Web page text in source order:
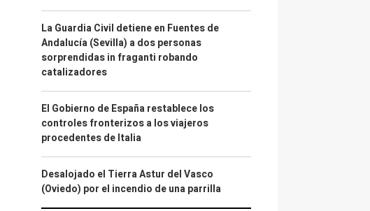
La Guardia Civil detiene en Fuentes de
Andalucía (Sevilla) a dos personas
sorprendidas in fraganti robando
catalizadores
El Gobierno de España restablece los
controles fronterizos a los viajeros
procedentes de Italia
Desalojado el Tierra Astur del Vasco
(Oviedo) por el incendio de una parrilla